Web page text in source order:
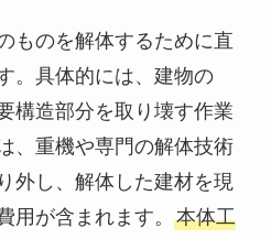
ものを解体するために直
。具体的には、建物の
構造部分を取り壊す作業
、重機や専門の解体技術
外し、解体した建材を現
用が含まれます。 本体工